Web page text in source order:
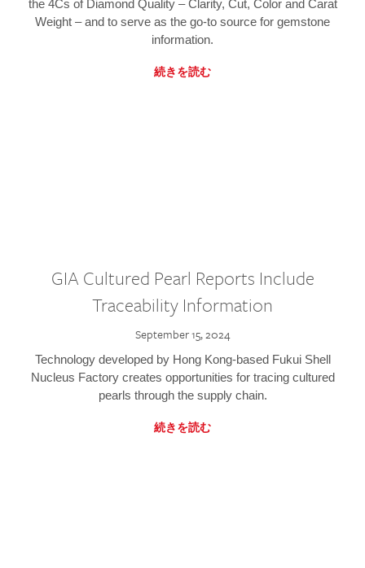
the 4Cs of Diamond Quality – Clarity, Cut, Color and Carat
Weight – and to serve as the go-to source for gemstone
information.
続きを読む
GIA Cultured Pearl Reports Include
Traceability Information
September 15, 2024
Technology developed by Hong Kong-based Fukui Shell
Nucleus Factory creates opportunities for tracing cultured
pearls through the supply chain.
続きを読む